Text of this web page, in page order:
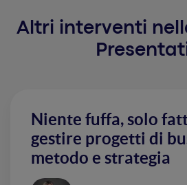
Altri interventi
Niente fuffa, solo
gestire progetti di
metodo e strategia